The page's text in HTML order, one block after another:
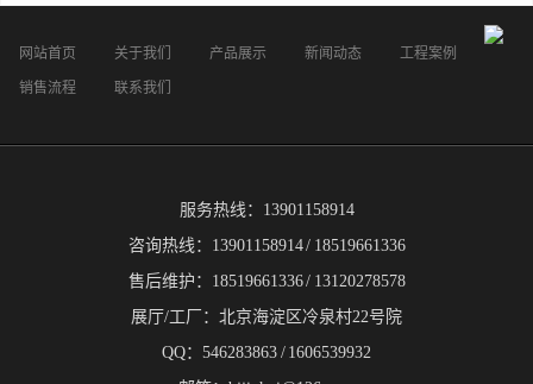
网站首页 关于我们 产品展示 新闻动态 工程案例
销售流程 联系我们
服务热线：13901158914
咨询热线：13901158914 / 18519661336
售后维护：18519661336 / 13120278578
展厅/工厂：北京海淀区冷泉村22号院
QQ：546283863 / 1606539932